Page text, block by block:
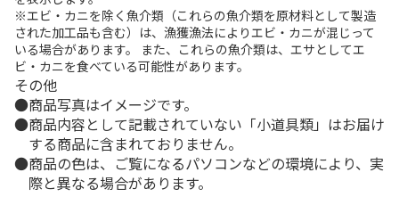
※エビ・カニを除く魚介類（これらの魚介類を原材料として製造
された加工品も含む）は、漁獲漁法によりエビ・カニが混じって
いる場合があります。 また、これらの魚介類は、エサとしてエ
ビ・カニを食べている可能性があります。
その他
商品写真はイメージです。
商品内容として記載されていない「小道具類」はお届け
する商品に含まれておりません。
商品の色は、ご覧になるパソコンなどの環境により、実
際と異なる場合があります。